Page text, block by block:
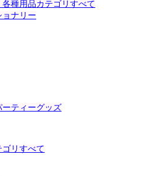
種用品カテゴリすべて
ナリー
ーティーグッズ
リすべて